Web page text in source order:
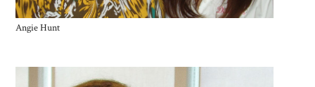
Angie Hunt